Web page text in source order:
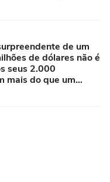
de um
de dólares não é
seus 2.000
mais do que um